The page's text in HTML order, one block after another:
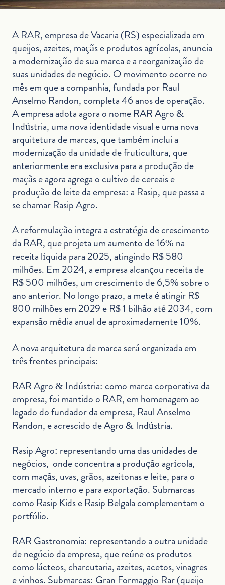
A RAR, empresa de Vacaria (RS) especializada em
queijos, azeites, maçãs e produtos agrícolas, anuncia
a modernização de sua marca e a reorganização de
suas unidades de negócio. O movimento ocorre no
mês em que a companhia, fundada por Raul
Anselmo Randon, completa 46 anos de operação.
A empresa adota agora o nome RAR Agro &
Indústria, uma nova identidade visual e uma nova
arquitetura de marcas, que também inclui a
modernização da unidade de fruticultura, que
anteriormente era exclusiva para a produção de
maçãs e agora agrega o cultivo de cereais e
produção de leite da empresa: a Rasip, que passa a
se chamar Rasip Agro.
A reformulação integra a estratégia de crescimento
da RAR, que projeta um aumento de 16% na
receita líquida para 2025, atingindo R$ 580
milhões. Em 2024, a empresa alcançou receita de
R$ 500 milhões, um crescimento de 6,5% sobre o
ano anterior. No longo prazo, a meta é atingir R$
800 milhões em 2029 e R$ 1 bilhão até 2034, com
expansão média anual de aproximadamente 10%.
A nova arquitetura de marca será organizada em
três frentes principais:
RAR Agro & Indústria: como marca corporativa da
empresa, foi mantido o RAR, em homenagem ao
legado do fundador da empresa, Raul Anselmo
Randon, e acrescido de Agro & Indústria.
Rasip Agro: representando uma das unidades de
negócios, onde concentra a produção agrícola,
com maçãs, uvas, grãos, azeitonas e leite, para o
mercado interno e para exportação. Submarcas
como Rasip Kids e Rasip Belgala complementam o
portfólio.
RAR Gastronomia: representando a outra unidade
de negócio da empresa, que reúne os produtos
como lácteos, charcutaria, azeites, acetos, vinagres
e vinhos. Submarcas: Gran Formaggio Rar (queijo